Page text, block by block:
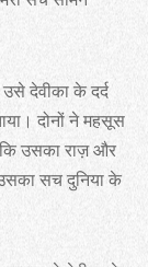
देवीका के दर्द
दोनों ने महसूस
उसका राज़ और
उसका सच दुनिया के